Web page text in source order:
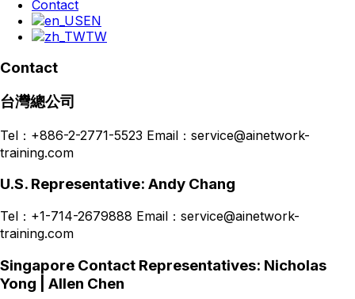
Contact
EN
TW
Contact
台灣總公司
Tel：+886-2-2771-5523 Email：service@ainetwork-
training.com
U.S. Representative: Andy Chang
Tel：+1-714-2679888 Email：service@ainetwork-
training.com
Singapore Contact Representatives: Nicholas
Yong | Allen Chen